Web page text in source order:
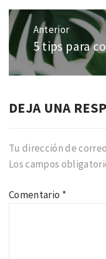
Navegación
de
entradas
Anterior
Entrada
anterior:
5 tips para
DEJA UNA
Tu dirección de
Los campos
Comentario *